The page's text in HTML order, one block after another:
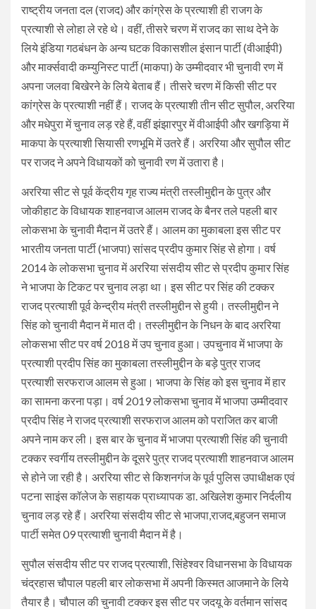
राष्ट्रीय जनता दल (राजद) और कांग्रेस के प्रत्याशी ही राजग के
प्रत्याशी से लोहा ले रहे थे। वहीं, तीसरे चरण में राजद का साथ देने के
लिये इंडिया गठबंधन के अन्य घटक विकासशील इंसान पार्टी (वीआईपी)
और मार्क्सवादी कम्युनिस्ट पार्टी (माकपा) के उम्मीदवार भी चुनावी रण में
अपना जलवा बिखेरने के लिये बेताब हैं। तीसरे चरण में किसी सीट पर
कांग्रेस के प्रत्याशी नहीं हैं। राजद के प्रत्याशी तीन सीट सुपौल, अररिया
और मधेपुरा में चुनाव लड़ रहे हैं, वहीं झंझारपुर में वीआईपी और खगड़िया में
माकपा के प्रत्याशी सियासी रणभूमि में उतरे हैं। अररिया और सुपौल सीट
पर राजद ने अपने विधायकों को चुनावी रण में उतारा है।
अररिया सीट से पूर्व केंद्रीय गृह राज्य मंत्री तस्लीमुद्दीन के पुत्र और
जोकीहाट के विधायक शाहनवाज आलम राजद के बैनर तले पहली बार
लोकसभा के चुनावी मैदान में उतरे हैं। आलम का मुकाबला इस सीट पर
भारतीय जनता पार्टी (भाजपा) सांसद प्रदीप कुमार सिंह से होगा। वर्ष
2014 के लोकसभा चुनाव में अररिया संसदीय सीट से प्रदीप कुमार सिंह
ने भाजपा के टिकट पर चुनाव लड़ा था। इस सीट पर सिंह की टक्कर
राजद प्रत्याशी पूर्व केन्द्रीय मंत्री तस्लीमुद्दीन से हुयी। तस्लीमुद्दीन ने
सिंह को चुनावी मैदान में मात दी। तस्लीमुद्दीन के निधन के बाद अररिया
लोकसभा सीट पर वर्ष 2018 में उप चुनाव हुआ। उपचुनाव में भाजपा के
प्रत्याशी प्रदीप सिंह का मुकाबला तस्लीमुद्दीन के बड़े पुत्र राजद
प्रत्याशी सरफराज आलम से हुआ। भाजपा के सिंह को इस चुनाव में हार
का सामना करना पड़ा। वर्ष 2019 लोकसभा चुनाव में भाजपा उम्मीदवार
प्रदीप सिंह ने राजद प्रत्याशी सरफराज आलम को पराजित कर बाजी
अपने नाम कर ली। इस बार के चुनाव में भाजपा प्रत्याशी सिंह की चुनावी
टक्कर स्वर्गीय तस्लीमुद्दीन के दूसरे पुत्र राजद प्रत्याशी शाहनवाज आलम
से होने जा रही है। अररिया सीट से किशनगंज के पूर्व पुलिस उपाधीक्षक एवं
पटना साइंस कॉलेज के सहायक प्राध्यापक डा. अखिलेश कुमार निर्दलीय
चुनाव लड़ रहे हैं। अररिया संसदीय सीट से भाजपा,राजद,बहुजन समाज
पार्टी समेत 09 प्रत्याशी चुनावी मैदान में है।
सुपौल संसदीय सीट पर राजद प्रत्याशी, सिंहेश्वर विधानसभा के विधायक
चंद्रहास चौपाल पहली बार लोकसभा में अपनी किस्मत आजमाने के लिये
तैयार है। चौपाल की चुनावी टक्कर इस सीट पर जदयू के वर्तमान सांसद